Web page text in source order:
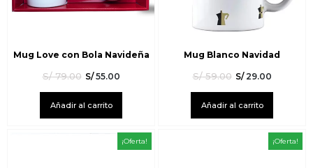
Mug Love con Bola Navideña
S/79.00 S/55.00
Añadir al carrito
Mug Blanco Navidad
S/59.00 S/29.00
Añadir al carrito
¡Oferta! ¡Oferta!